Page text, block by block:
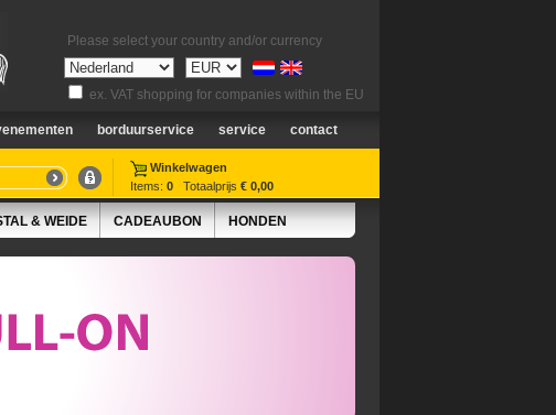
Please select your country and/or currency
ex. VAT shopping for companies within the EU
borduurservice service contact
Winkelwagen
Items: 0 Totaalprijs € 0,00
& WEIDE CADEAUBON HONDEN